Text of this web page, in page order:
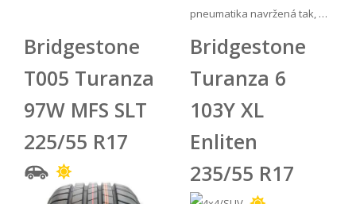
pneumatika navržená tak, …
Bridgestone
T005 Turanza
97W MFS SLT
225/55 R17
Bridgestone
Turanza 6
103Y XL
Enliten
235/55 R17